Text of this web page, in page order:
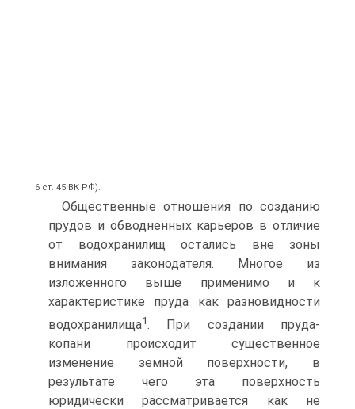
6 ст. 45 ВК РФ).
Общественные отношения по созданию
прудов и обводненных карьеров в отличие
от водохранилищ остались вне зоны
внимания законодателя. Многое из
изложенного выше применимо и к
характеристике пруда как разновидности
водохранилища1. При создании пруда-
копани происходит существенное
изменение земной поверхности, в
результате чего эта поверхность
юридически рассматривается как не